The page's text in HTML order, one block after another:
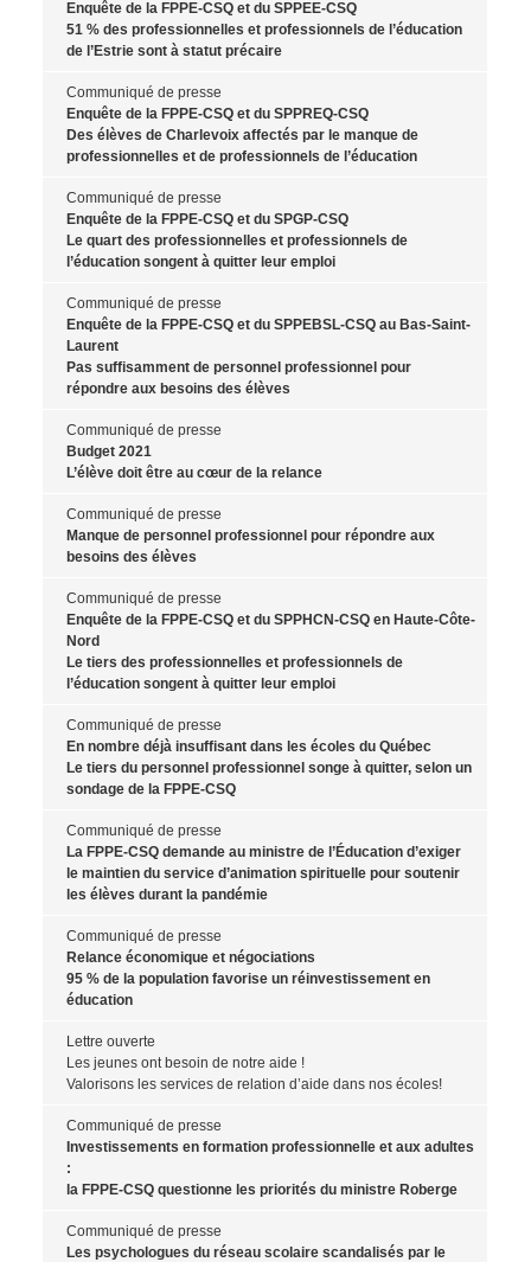
Enquête de la FPPE-CSQ et du SPPEE-CSQ
51 % des professionnelles et professionnels de l’éducation
de l’Estrie sont à statut précaire
Communiqué de presse
Enquête de la FPPE-CSQ et du SPPREQ-CSQ
Des élèves de Charlevoix affectés par le manque de
professionnelles et de professionnels de l’éducation
Communiqué de presse
Enquête de la FPPE-CSQ et du SPGP-CSQ
Le quart des professionnelles et professionnels de
l’éducation songent à quitter leur emploi
Communiqué de presse
Enquête de la FPPE-CSQ et du SPPEBSL-CSQ au Bas-Saint-
Laurent
Pas suffisamment de personnel professionnel pour
répondre aux besoins des élèves
Communiqué de presse
Budget 2021
L’élève doit être au cœur de la relance
Communiqué de presse
Manque de personnel professionnel pour répondre aux
besoins des élèves
Communiqué de presse
Enquête de la FPPE-CSQ et du SPPHCN-CSQ en Haute-Côte-
Nord
Le tiers des professionnelles et professionnels de
l’éducation songent à quitter leur emploi
Communiqué de presse
En nombre déjà insuffisant dans les écoles du Québec
Le tiers du personnel professionnel songe à quitter, selon un
sondage de la FPPE-CSQ
Communiqué de presse
La FPPE-CSQ demande au ministre de l’Éducation d’exiger
le maintien du service d’animation spirituelle pour soutenir
les élèves durant la pandémie
Communiqué de presse
Relance économique et négociations
95 % de la population favorise un réinvestissement en
éducation
Lettre ouverte
Les jeunes ont besoin de notre aide !
Valorisons les services de relation d’aide dans nos écoles!
Communiqué de presse
Investissements en formation professionnelle et aux adultes
:
la FPPE-CSQ questionne les priorités du ministre Roberge
Communiqué de presse
Les psychologues du réseau scolaire scandalisés par le